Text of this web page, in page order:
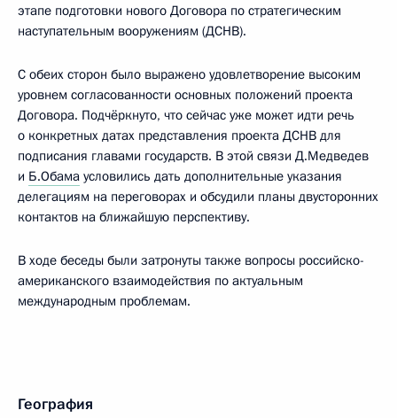
этапе подготовки нового Договора по стратегическим
наступательным вооружениям (ДСНВ).
С обеих сторон было выражено удовлетворение высоким
уровнем согласованности основных положений проекта
Договора. Подчёркнуто, что сейчас уже может идти речь
о конкретных датах представления проекта ДСНВ для
подписания главами государств. В этой связи Д.Медведев
и Б.Обама условились дать дополнительные указания
делегациям на переговорах и обсудили планы двусторонних
контактов на ближайшую перспективу.
В ходе беседы были затронуты также вопросы российско-
американского взаимодействия по актуальным
международным проблемам.
География